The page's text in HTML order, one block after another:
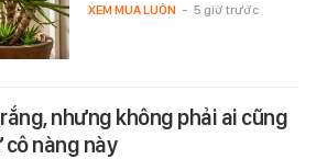
XEM MUA LUÔN - 5 giờ trước
nhưng không phải ai cũng
nàng này